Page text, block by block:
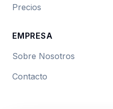
Precios
EMPRESA
Sobre Nosotros
Contacto